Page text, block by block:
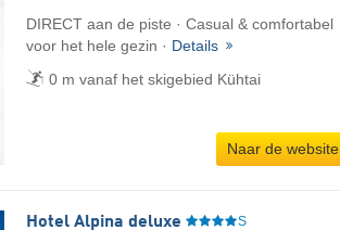
DIRECT aan de piste · Casual & comfortabel
voor het hele gezin · Details
0 m vanaf het skigebied Kühtai
Naar de website
Hotel Alpina deluxe S